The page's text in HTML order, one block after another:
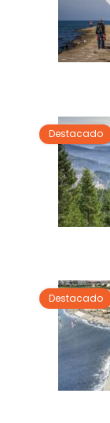
Destacado
Destacado